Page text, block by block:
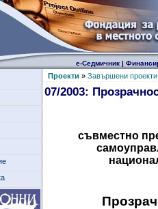
е-Седмичник|
Проекти » Завършени проекти
07/2003:
съвместно